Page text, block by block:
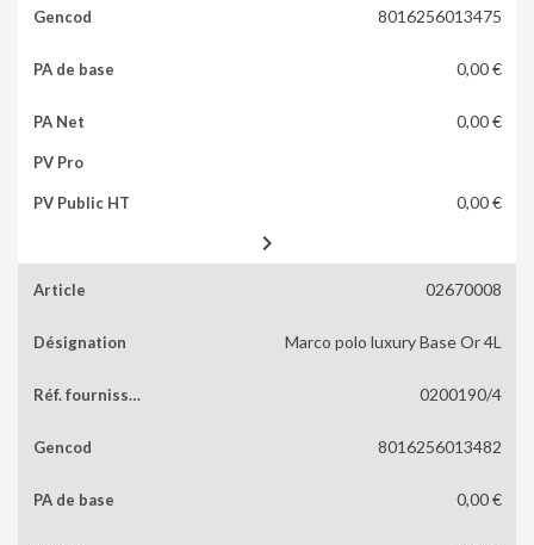
8016256013475
0,00 €
0,00 €
0,00 €

02670008
Marco polo luxury Base Or 4L
0200190/4
8016256013482
0,00 €